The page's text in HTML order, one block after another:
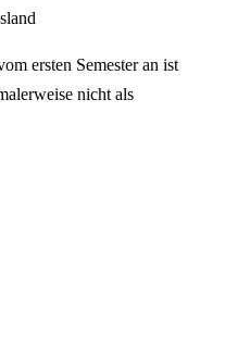
ersten Semester an ist
nicht als